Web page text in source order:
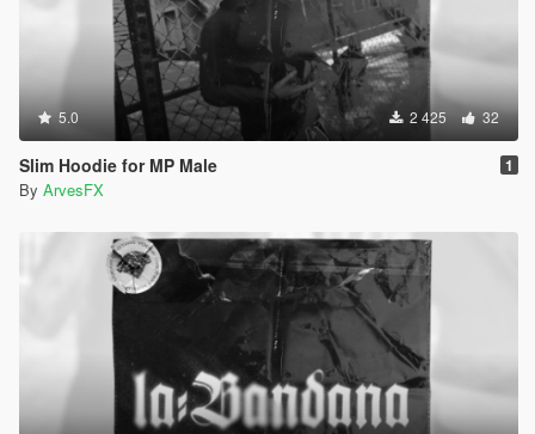
5.0 2 425 32
Slim Hoodie for MP Male 1
By ArvesFX